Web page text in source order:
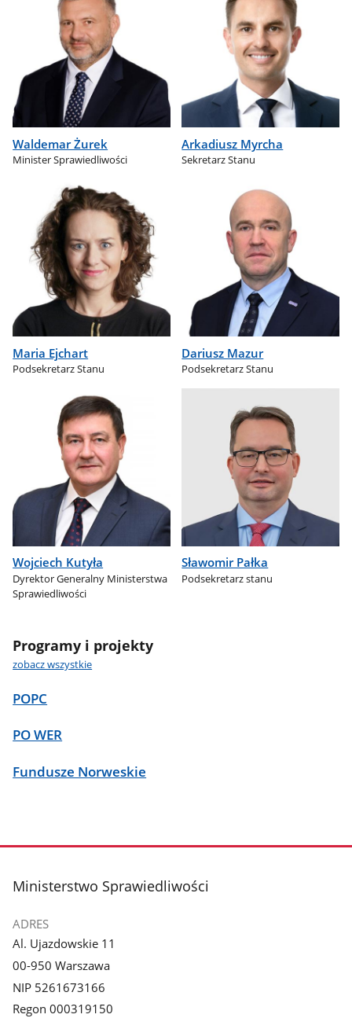
Waldemar Żurek
Minister Sprawiedliwości
Arkadiusz Myrcha
Sekretarz Stanu
Maria Ejchart
Podsekretarz Stanu
Dariusz Mazur
Podsekretarz Stanu
Wojciech Kutyła
Dyrektor Generalny Ministerstwa
Sprawiedliwości
Sławomir Pałka
Podsekretarz stanu
Programy i projekty
zobacz wszystkie
POPC
PO WER
Fundusze Norweskie
stopka
Ministerstwo Sprawiedliwości
ADRES
Al. Ujazdowskie 11
00-950 Warszawa
NIP 5261673166
Regon 000319150